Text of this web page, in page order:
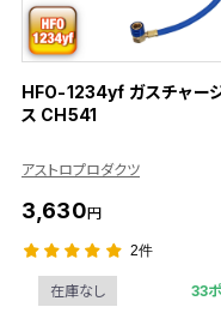
HFO-1234yf ガスチャー
ス CH541
アストロプロダクツ
3,630円
2件
在庫なし 33